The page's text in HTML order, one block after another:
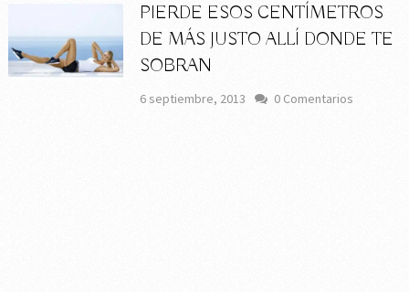
PIERDE ESOS CENTÍMETROS
DE MÁS JUSTO ALLÍ DONDE TE
SOBRAN
6 septiembre, 2013 0 Comentarios